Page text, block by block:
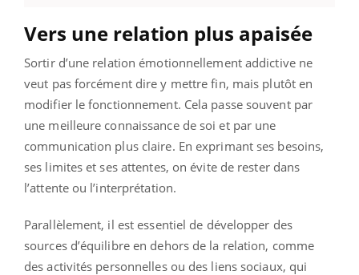
Vers une relation plus apaisée
Sortir d’une relation émotionnellement addictive ne
veut pas forcément dire y mettre fin, mais plutôt en
modifier le fonctionnement. Cela passe souvent par
une meilleure connaissance de soi et par une
communication plus claire. En exprimant ses besoins,
ses limites et ses attentes, on évite de rester dans
l’attente ou l’interprétation.
Parallèlement, il est essentiel de développer des
sources d’équilibre en dehors de la relation, comme
des activités personnelles ou des liens sociaux, qui